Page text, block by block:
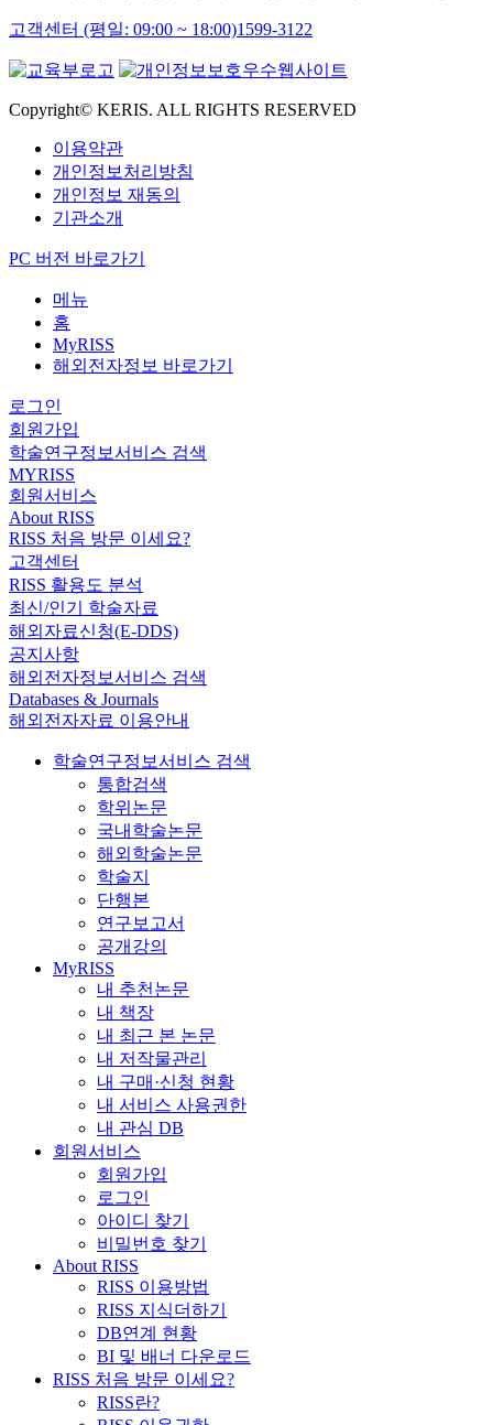
고객센터 (평일: 09:00 ~ 18:00)1599-3122
Copyright© KERIS. ALL RIGHTS RESERVED
이용약관
개인정보처리방침
개인정보 재동의
기관소개
PC 버전 바로가기
메뉴
홈
MyRISS
해외전자정보 바로가기
로그인
회원가입
학술연구정보서비스 검색
MYRISS
회원서비스
About RISS
RISS 처음 방문 이세요?
고객센터
RISS 활용도 분석
최신/인기 학술자료
해외자료신청(E-DDS)
공지사항
해외전자정보서비스 검색
Databases & Journals
해외전자자료 이용안내
학술연구정보서비스 검색
통합검색
학위논문
국내학술논문
해외학술논문
학술지
단행본
연구보고서
공개강의
MyRISS
내 추천논문
내 책장
내 최근 본 논문
내 저작물관리
내 구매·신청 현황
내 서비스 사용권한
내 관심 DB
회원서비스
회원가입
로그인
아이디 찾기
비밀번호 찾기
About RISS
RISS 이용방법
RISS 지식더하기
DB연계 현황
BI 및 배너 다운로드
RISS 처음 방문 이세요?
RISS란?